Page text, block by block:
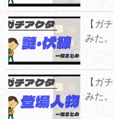
【ガ
みた
【ガ
みた